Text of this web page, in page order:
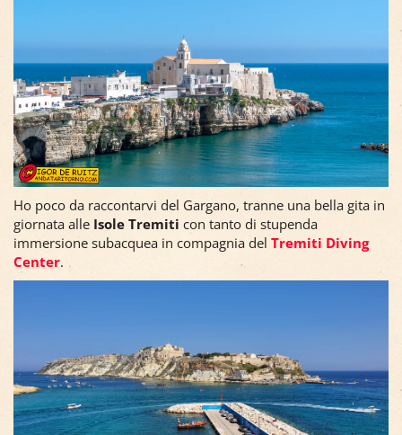
Ho poco da raccontarvi del Gargano, tranne una bella gita in
giornata alle Isole Tremiti con tanto di stupenda
immersione subacquea in compagnia del Tremiti Diving
Center.